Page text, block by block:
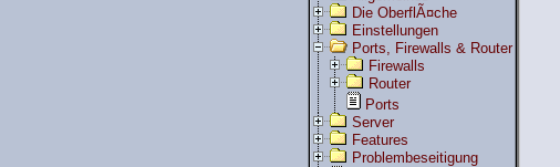
Die OberflÃ¤che
Einstellungen
Ports, Firewalls & Router
Firewalls
Router
Ports
Server
Features
Problembeseitigung